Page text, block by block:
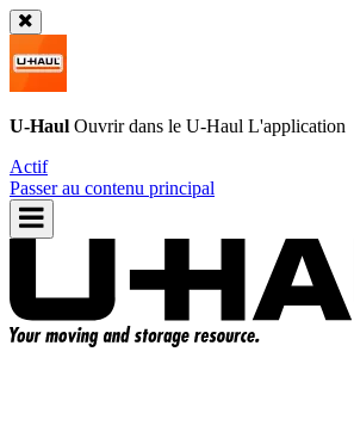
U-Haul Ouvrir dans le U-Haul L'application
Actif
Passer au contenu principal